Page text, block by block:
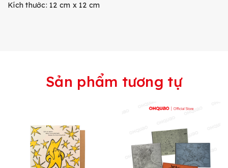
Kích thước: 12 cm x 12 cm
Sản phẩm tương tự